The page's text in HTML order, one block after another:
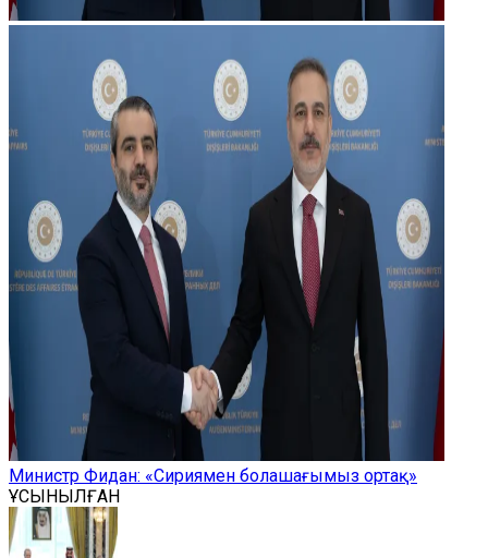
Министр Фидан: «Сириямен болашағымыз ортақ»
ҰСЫНЫЛҒАН